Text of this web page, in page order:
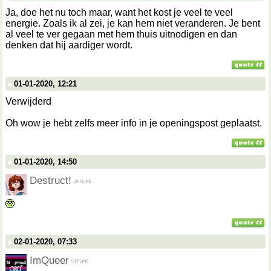
Ja, doe het nu toch maar, want het kost je veel te veel
energie. Zoals ik al zei, je kan hem niet veranderen. Je bent
al veel te ver gegaan met hem thuis uitnodigen en dan
denken dat hij aardiger wordt.
01-01-2020, 12:21
Verwijderd
Oh wow je hebt zelfs meer info in je openingspost geplaatst.
01-01-2020, 14:50
Destruct!
02-01-2020, 07:33
ImQueer